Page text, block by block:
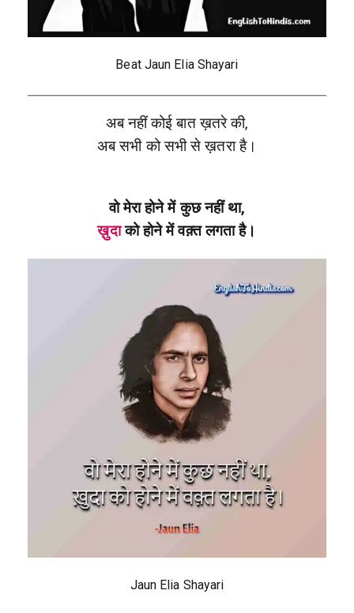
Beat Jaun Elia Shayari
अब नहीं कोई बात ख़तरे की,
अब सभी को सभी से ख़तरा है।
वो मेरा होने में कुछ नहीं था,
ख़ुदाको होने में वक़्त लगता है।
Jaun Elia Shayari